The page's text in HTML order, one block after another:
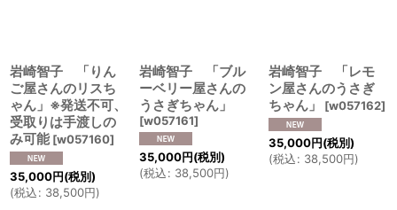
岩崎智子 「りん
ご屋さんのリスち
ゃん」※発送不可、
受取りは手渡しの
み可能 [w057160]
35,000円(税別)
(税込: 38,500円)
岩崎智子 「ブル
ーベリー屋さんの
うさぎちゃん」
[w057161]
35,000円(税別)
(税込: 38,500円)
岩崎智子 「レモ
ン屋さんのうさぎ
ちゃん」
[w057162]
35,000円(税別)
(税込: 38,500円)